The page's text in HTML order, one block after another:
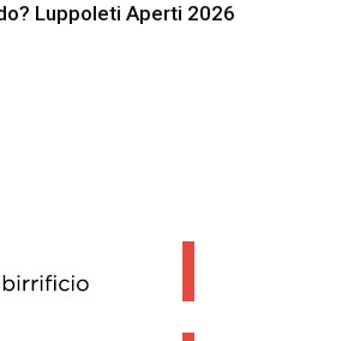
Luppoleti Aperti 2026